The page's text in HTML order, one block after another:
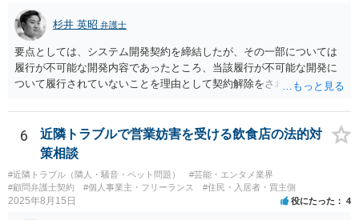
杉井 英昭 弁護士
要点としては、システム開発契約を締結したが、その一部については
履行が不可能な開発内容であったところ、当該履行が不可能な開発に
ついて履行されていないことを理由として契約解除をされた。そこ
いうご質問であると理解しました。 まず、「物理的にできない開発で
一方的に契約不履行のように伝えられ」とのことですが、「物理的に
できない」と真に言えるのかどうか、なぜ「物理的にできない開発」
を請け負うことになったのかが問題です。 もし、「物理的にできな
い」という意味が、単に「契約に記載された納期では間に合わない」
ということであれば、それは単純に履行遅滞を理由とする債務不履行
6
近隣トラブルで営業妨害を受ける飲食店の法的対
策相談
#近隣トラブル（隣人・騒音・ペット問題）
#芸能・エンタメ業界
#顧問弁護士契約
#個人事業主・フリーランス #住民・入居者・買主側
2025年8月15日 役にたった 4